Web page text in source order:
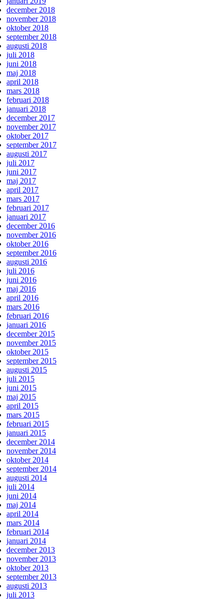
december 2018
november 2018
oktober 2018
september 2018
augusti 2018
juli 2018
juni 2018
maj 2018
april 2018
mars 2018
februari 2018
januari 2018
december 2017
november 2017
oktober 2017
september 2017
augusti 2017
juli 2017
juni 2017
maj 2017
april 2017
mars 2017
februari 2017
januari 2017
december 2016
november 2016
oktober 2016
september 2016
augusti 2016
juli 2016
juni 2016
maj 2016
april 2016
mars 2016
februari 2016
januari 2016
december 2015
november 2015
oktober 2015
september 2015
augusti 2015
juli 2015
juni 2015
maj 2015
april 2015
mars 2015
februari 2015
januari 2015
december 2014
november 2014
oktober 2014
september 2014
augusti 2014
juli 2014
juni 2014
maj 2014
april 2014
mars 2014
februari 2014
januari 2014
december 2013
november 2013
oktober 2013
september 2013
augusti 2013
juli 2013